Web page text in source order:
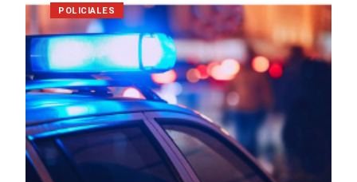
04-08-2026
NOTICIAS